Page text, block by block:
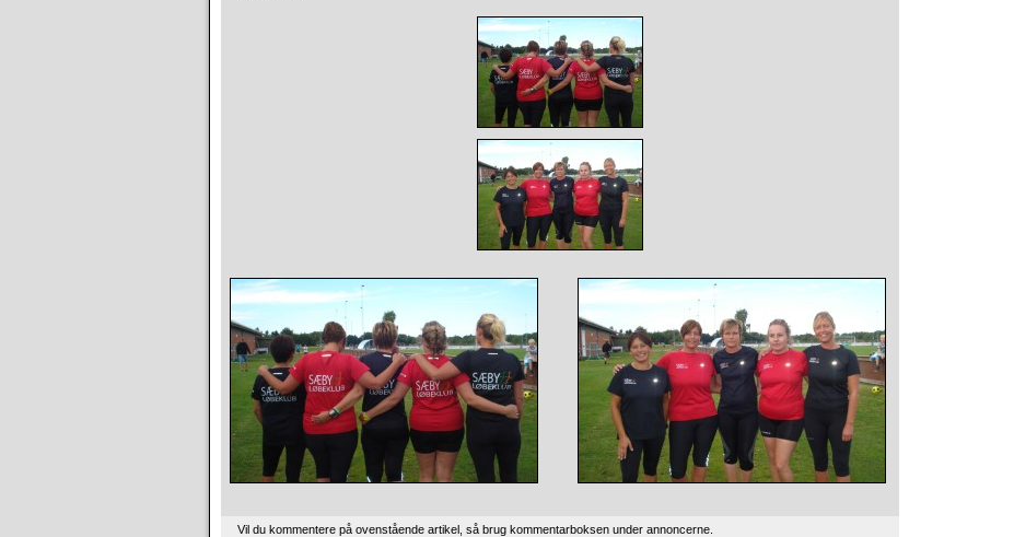
Vil du kommentere på ovenstående artikel, så brug kommentarboksen under annoncerne.